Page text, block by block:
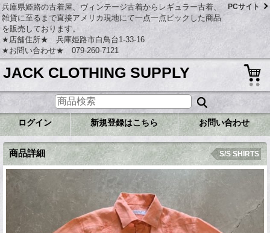
兵庫県姫路の古着屋、ヴィンテージ古着からレギュラー古着、
雑貨に至るまで直接アメリカ現地にて一点一点ピックした商品
を販売しております。
★店舗住所★ 兵庫姫路市白鳥台1-33-16
★お問い合わせ★ 079-260-7121
PCサイト
JACK CLOTHING SUPPLY
ログイン 新規登録はこちら お問い合わせ
商品詳細 S/S SHIRTS